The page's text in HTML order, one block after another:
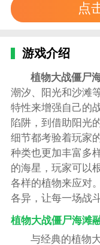
点
游戏介绍
植物大战僵尸
潮汐、阳光和沙滩
特性来增强自己的
陷阱，到借助阳光
细节都考验着玩家
种类也更加丰富多
的海星，玩家可以
各样的植物来应对
各异，让每一场战
植物大战僵尸海滩
与经典的植物